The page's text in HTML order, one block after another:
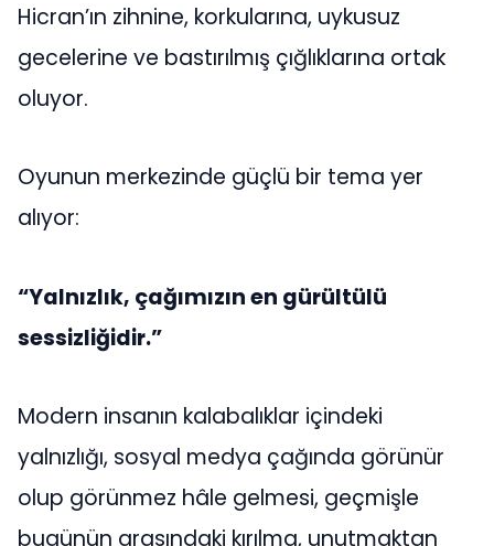
Hicran’ın zihnine, korkularına, uykusuz
gecelerine ve bastırılmış çığlıklarına ortak
oluyor.
Oyunun merkezinde güçlü bir tema yer
alıyor:
“Yalnızlık, çağımızın en gürültülü
sessizliğidir.”
Modern insanın kalabalıklar içindeki
yalnızlığı, sosyal medya çağında görünür
olup görünmez hâle gelmesi, geçmişle
bugünün arasındaki kırılma, unutmaktan